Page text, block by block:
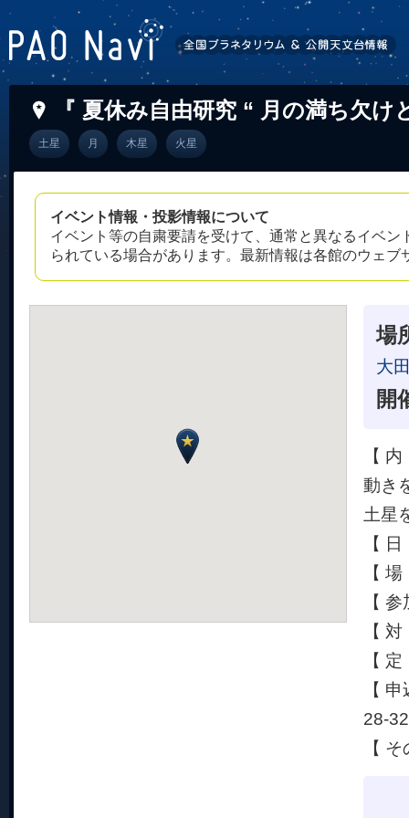
『 夏休み自由研究 “ 月の満ち欠け
土星 月 木星 火星
イベント情報・投影情報について
イベント等の自粛要請を受けて、通常と異なるイベ
られている場合があります。最新情報は各館のウェ
場
大
開
【
動き
土星
【
【
【
【
【
【
28-
【